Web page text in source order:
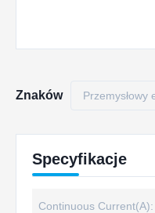
Znaków Przemysłowy
Specyfikacje
Continuous Current(A):